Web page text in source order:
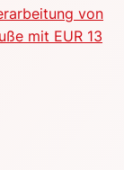
von
mit EUR 13